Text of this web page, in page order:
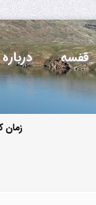
قفسه درباره
زمان